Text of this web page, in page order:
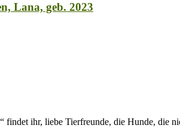
Lana, geb. 2023
findet ihr, liebe Tierfreunde, die Hunde, die